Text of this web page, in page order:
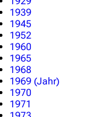
1939
1945
1952
1960
1965
1968
1969 (Jahr)
1970
1971